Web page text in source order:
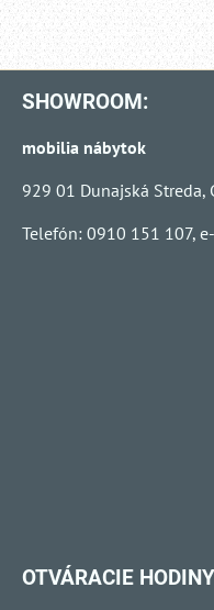
SHOWROOM:
mobilia nábytok
929 01 Dunajská
Telefón: 0910 151 107,
OTVÁRACIE